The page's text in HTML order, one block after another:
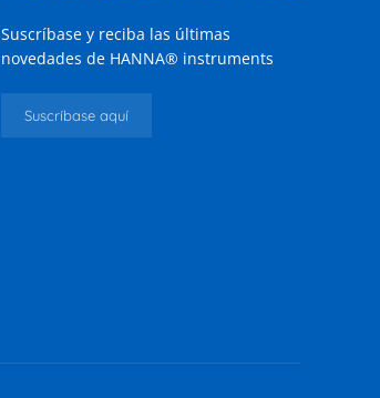
Suscríbase y reciba las últimas
novedades de HANNA® instruments
Suscríbase aquí